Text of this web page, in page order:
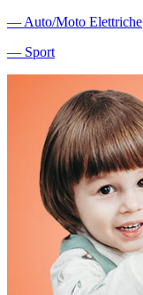
― Auto/Moto Elettriche
― Sport